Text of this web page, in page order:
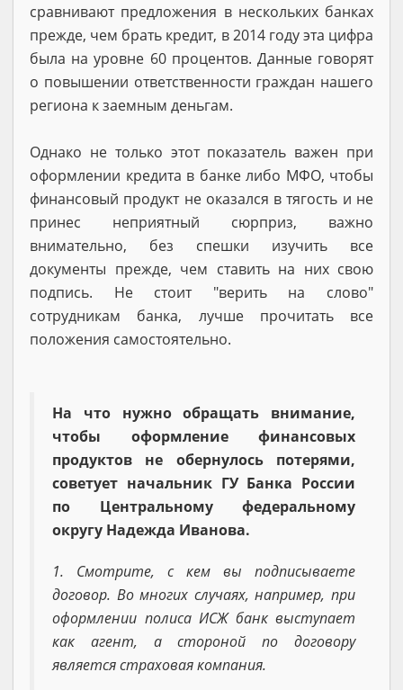
сравнивают предложения в нескольких банках
прежде, чем брать кредит, в 2014 году эта цифра
была на уровне 60 процентов. Данные говорят
о повышении ответственности граждан нашего
региона к заемным деньгам.
Однако не только этот показатель важен при
оформлении кредита в банке либо МФО, чтобы
финансовый продукт не оказался в тягость и не
принес неприятный сюрприз, важно
внимательно, без спешки изучить все
документы прежде, чем ставить на них свою
подпись. Не стоит "верить на слово"
сотрудникам банка, лучше прочитать все
положения самостоятельно.
На что нужно обращать внимание,
чтобы оформление финансовых
продуктов не обернулось потерями,
советует начальник ГУ Банка России
по Центральному федеральному
округу Надежда Иванова.
1. Смотрите, с кем вы подписываете
договор. Во многих случаях, например, при
оформлении полиса ИСЖ банк выступает
как агент, а стороной по договору
является страховая компания.